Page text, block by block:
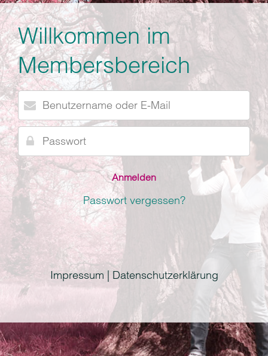
Willkommen im
Membersbereich
Benutzername
oder
E-
Mail
Passwort
Passwort vergessen?
Impressum | Datenschutzerklärung